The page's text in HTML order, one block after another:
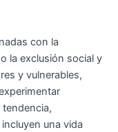
con la
la exclusión social y
y vulnerables,
una vida